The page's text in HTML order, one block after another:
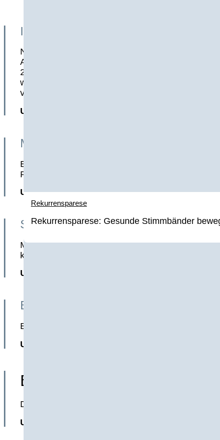
Rekurrensparese
Rekurrensparese: Gesunde Stimmbänder
Inhaltsstoffe
Nuvihealth bietet seinen Kundinnen und
Adenosylcobalamin) und dem Depot
200 µg Vitamin B12, davon 67 µg
weiteren Bestandteilen. Darüber hinaus enthält
vollkommen vegan und frei von
Unser Scoring: 9,5/10 Punkten
Menge
Eine Flasche Nuvihealth Vitamin B12 Tropfen
Produkt über viele Monate angewendet werden.
Unser Scoring: 10/10 Punkten
Shopping
Mit einem Preis von 14,90 € (298 €/ l) setzt
kein Mitbewerber Nuvihealth in dieser Kategorie
Unser Scoring: 10/10 Punkten
Bewertungen
Eine durchschnittliche 4,6-Sternebewertung bei
Unser Scoring: 9,5/10 Punkten
Besonderheiten
Das Produkt wird in Deutschland produziert und
Unser Scoring: 9/10 Punkten